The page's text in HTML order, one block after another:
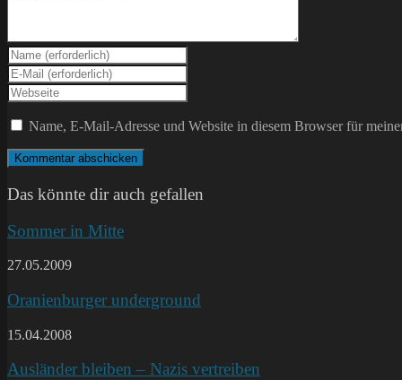
Gib
deinen
Namen
oder
Benutzernamen
zum
Kommentieren
ein
Gib
deine
E-
Mail-
Adresse
zum
Kommentieren
Gib
deine
Website-
ein
(optional)
Name, E-Mail-Adresse und Website in diesem Browser für
Das könnte dir auch gefallen
Sommer in Mitte
27.05.2009
Oranienburger underground
15.04.2008
Ausländer bleiben – Nazis vertreiben